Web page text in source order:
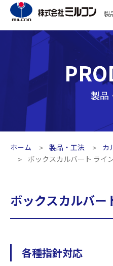
製
製品
ホーム 製品・工法
カ
ボックスカルバート ライ
ボックスカルバー
各種指針対応